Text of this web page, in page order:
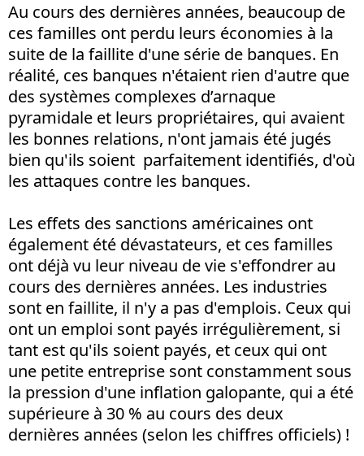
Au cours des dernières années, beaucoup de
ces familles ont perdu leurs économies à la
suite de la faillite d'une série de banques. En
réalité, ces banques n'étaient rien d'autre que
des systèmes complexes d’arnaque
pyramidale et leurs propriétaires, qui avaient
les bonnes relations, n'ont jamais été jugés
bien qu'ils soient parfaitement identifiés, d'où
les attaques contre les banques.
Les effets des sanctions américaines ont
également été dévastateurs, et ces familles
ont déjà vu leur niveau de vie s'effondrer au
cours des dernières années. Les industries
sont en faillite, il n'y a pas d'emplois. Ceux qui
ont un emploi sont payés irrégulièrement, si
tant est qu'ils soient payés, et ceux qui ont
une petite entreprise sont constamment sous
la pression d'une inflation galopante, qui a été
supérieure à 30 % au cours des deux
dernières années (selon les chiffres officiels) !